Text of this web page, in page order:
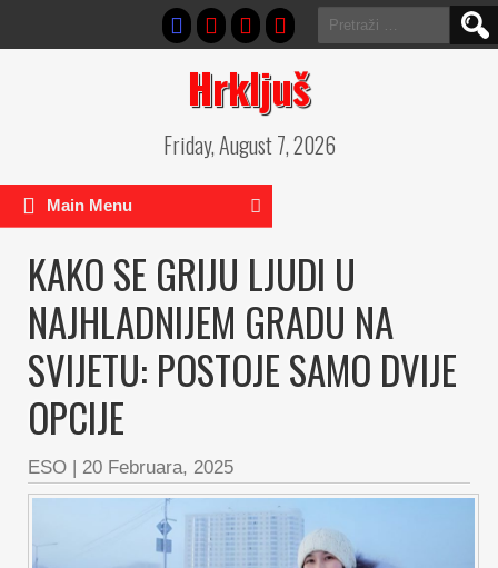
Pretraga:
Hrkljuš
Friday, August 7, 2026
Main Menu
KAKO SE GRIJU LJUDI U
NAJHLADNIJEM GRADU NA
SVIJETU: POSTOJE SAMO DVIJE
OPCIJE
ESO | 20 Februara, 2025